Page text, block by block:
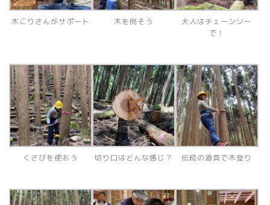
木こりさんがサポート 木を倒そう
大人はチェーンソー
で！
くさびを使おう 切り口はどんな感じ？ 伝統の道具で木登り